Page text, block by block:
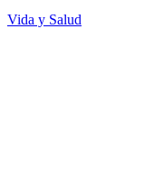
Vida y Salud